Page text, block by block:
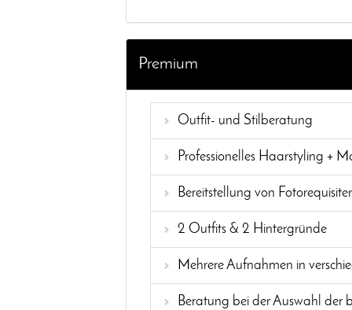
Premium
Outfit- und Stilberatung
Professionelles Haarstyling +
Bereitstellung von
2 Outfits & 2 Hintergründe
Mehrere Aufnahmen in
Beratung bei der Auswahl der